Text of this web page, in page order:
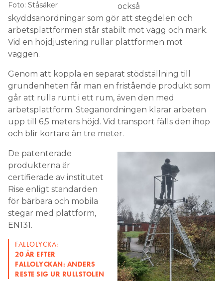
Foto: Ståsäker
också
skyddsanordningar som gör att stegdelen och
arbetsplattformen står stabilt mot vägg och mark.
Vid en höjdjustering rullar plattformen mot
väggen.
Genom att koppla en separat stödställning till
grundenheten får man en fristående produkt som
går att rulla runt i ett rum, även den med
arbetsplattform. Steganordningen klarar arbeten
upp till 6,5 meters höjd. Vid transport fälls den ihop
och blir kortare än tre meter.
De patenterade
produkterna är
certifierade av institutet
Rise enligt standarden
för bärbara och mobila
stegar med plattform,
EN131.
FALLOLYCKA:
20 ÅR EFTER
FALLOLYCKAN: ANDERS
RESTE SIG UR RULLSTOLEN